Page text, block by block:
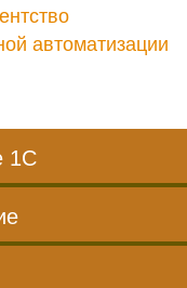
автоматизации
1С